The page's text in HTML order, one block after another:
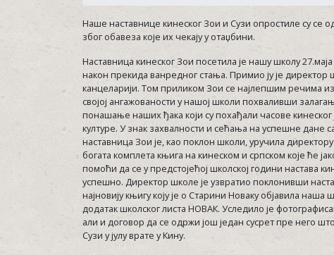
Наше наставнице кинеског Зои и Сузи опростиле су се
због обавеза које их чекају у отаџбини.
Наставница кинеског Зои посетила је нашу школу
након прекида ванредног стања. Примио ју је директор
канцеларији. Том приликом Зои се најлепшим речима
својој ангажованости у нашој школи похваливши
понашање наших ђака који су похађали часове кинеског
културе. У знак захвалности и сећања на успешне дане
наставница Зои је, као поклон школи, уручила
богата комплета књига на кинеском и српском које ће
помоћи да се у предстојећој школској години настава
успешно. Директор школе је узвратио поклонивши
најновију књигу коју је о Старини Новаку објавила наша
додатак школског листа НОВАК. Уследило је
али и договор да се одржи још један сусрет пре него
Сузи у јулу врате у Кину.